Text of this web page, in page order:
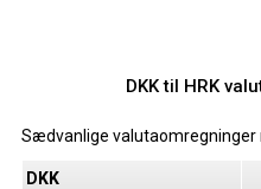
DKK til HRK
Sædvanlige valutaomregninger
DKK